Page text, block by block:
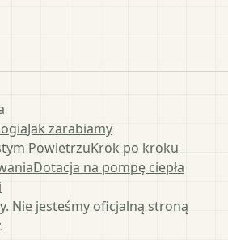
Jak zarabiamy
PowietrzuKrok po kroku
Dotacja na pompę ciepła
Nie jesteśmy oficjalną stroną